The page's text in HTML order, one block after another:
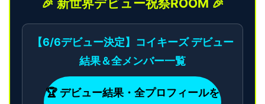
🎉 新世界デビュー祝祭ROOM 🎉
【6/6デビュー決定】コイキーズ デビュー
結果＆全メンバー一覧
🏆 デビュー結果・全プロフィールを